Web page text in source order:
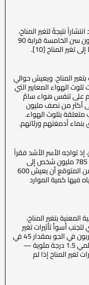
نتيجةً لتغير المناخ،
من قبيل الملاريا والكوليرا ويتحمل الأطفال دون سن الخامسة قرابة 90
المناخ [10].
المناخ. ويعيش حوالي
الهواء المعايير التي
على تنفس هواء سامّ
أكثر من نصف مليون
بتلوث الهواء.
أدمغتهم ورئاتهم.
تواجه الأسر الأشد فقراً
صعوبة أكبر في تحمل الصّدمات. ويفتقر قرابة 785 مليون شخص إلى
خدمات المياه الأساسية. وبحلول عام 2040، من المتوقع أن يعيش 600
فيها كمية الموارد
بتغير المناخ،
لتجنب أسوأ تأثيرات تغير
المناخ. ويلزم تخفيض مستوى ثاني أكسيد الكربون في الجو بمقدار 45 في
المئة بحلول عام 2030 لمنع تجاوز الاحترار العالمي 1.5 درجة مئوية —
تغير المناخ إذا لم